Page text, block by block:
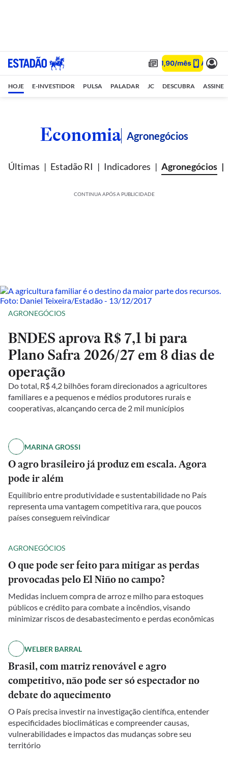
HOJE E-INVESTIDOR PULSA PALADAR JC DESCUBRA ASSINE
Economia Agronegócios
Últimas Estadão RI Indicadores Agronegócios
CONTINUA APÓS A PUBLICIDADE
AGRONEGÓCIOS
BNDES aprova R$ 7,1 bi para
Plano Safra 2026/27 em 8 dias de
operação
Do total, R$ 4,2 bilhões foram direcionados a agricultores
familiares e a pequenos e médios produtores rurais e
cooperativas, alcançando cerca de 2 mil municípios
MARINA GROSSI
O agro brasileiro já produz em escala. Agora
pode ir além
Equilíbrio entre produtividade e sustentabilidade no País
representa uma vantagem competitiva rara, que poucos
países conseguem reivindicar
AGRONEGÓCIOS
O que pode ser feito para mitigar as perdas
provocadas pelo El Niño no campo?
Medidas incluem compra de arroz e milho para estoques
públicos e crédito para combate a incêndios, visando
minimizar riscos de desabastecimento e perdas econômicas
WELBER BARRAL
Brasil, com matriz renovável e agro
competitivo, não pode ser só espectador no
debate do aquecimento
O País precisa investir na investigação científica, entender
especificidades bioclimáticas e compreender causas,
vulnerabilidades e impactos das mudanças sobre seu
território